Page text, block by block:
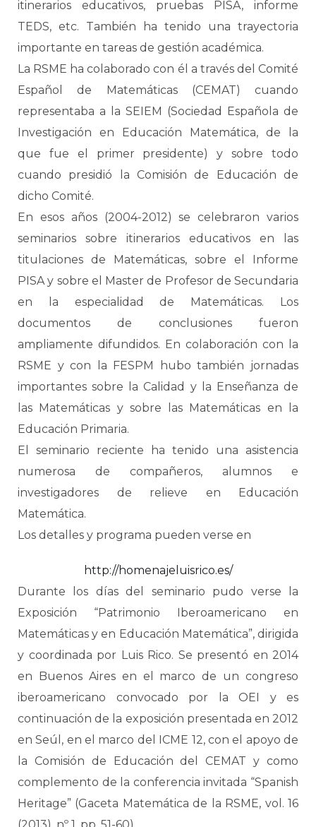
itinerarios educativos, pruebas PISA, informe
TEDS, etc. También ha tenido una trayectoria
importante en tareas de gestión académica.
La RSME ha colaborado con él a través del Comité
Español de Matemáticas (CEMAT) cuando
representaba a la SEIEM (Sociedad Española de
Investigación en Educación Matemática, de la
que fue el primer presidente) y sobre todo
cuando presidió la Comisión de Educación de
dicho Comité.
En esos años (2004-2012) se celebraron varios
seminarios sobre itinerarios educativos en las
titulaciones de Matemáticas, sobre el Informe
PISA y sobre el Master de Profesor de Secundaria
en la especialidad de Matemáticas. Los
documentos de conclusiones fueron
ampliamente difundidos. En colaboración con la
RSME y con la FESPM hubo también jornadas
importantes sobre la Calidad y la Enseñanza de
las Matemáticas y sobre las Matemáticas en la
Educación Primaria.
El seminario reciente ha tenido una asistencia
numerosa de compañeros, alumnos e
investigadores de relieve en Educación
Matemática.
Los detalles y programa pueden verse en
http://homenajeluisrico.es/
Durante los días del seminario pudo verse la
Exposición “Patrimonio Iberoamericano en
Matemáticas y en Educación Matemática”, dirigida
y coordinada por Luis Rico. Se presentó en 2014
en Buenos Aires en el marco de un congreso
iberoamericano convocado por la OEI y es
continuación de la exposición presentada en 2012
en Seúl, en el marco del ICME 12, con el apoyo de
la Comisión de Educación del CEMAT y como
complemento de la conferencia invitada “Spanish
Heritage” (Gaceta Matemática de la RSME, vol. 16